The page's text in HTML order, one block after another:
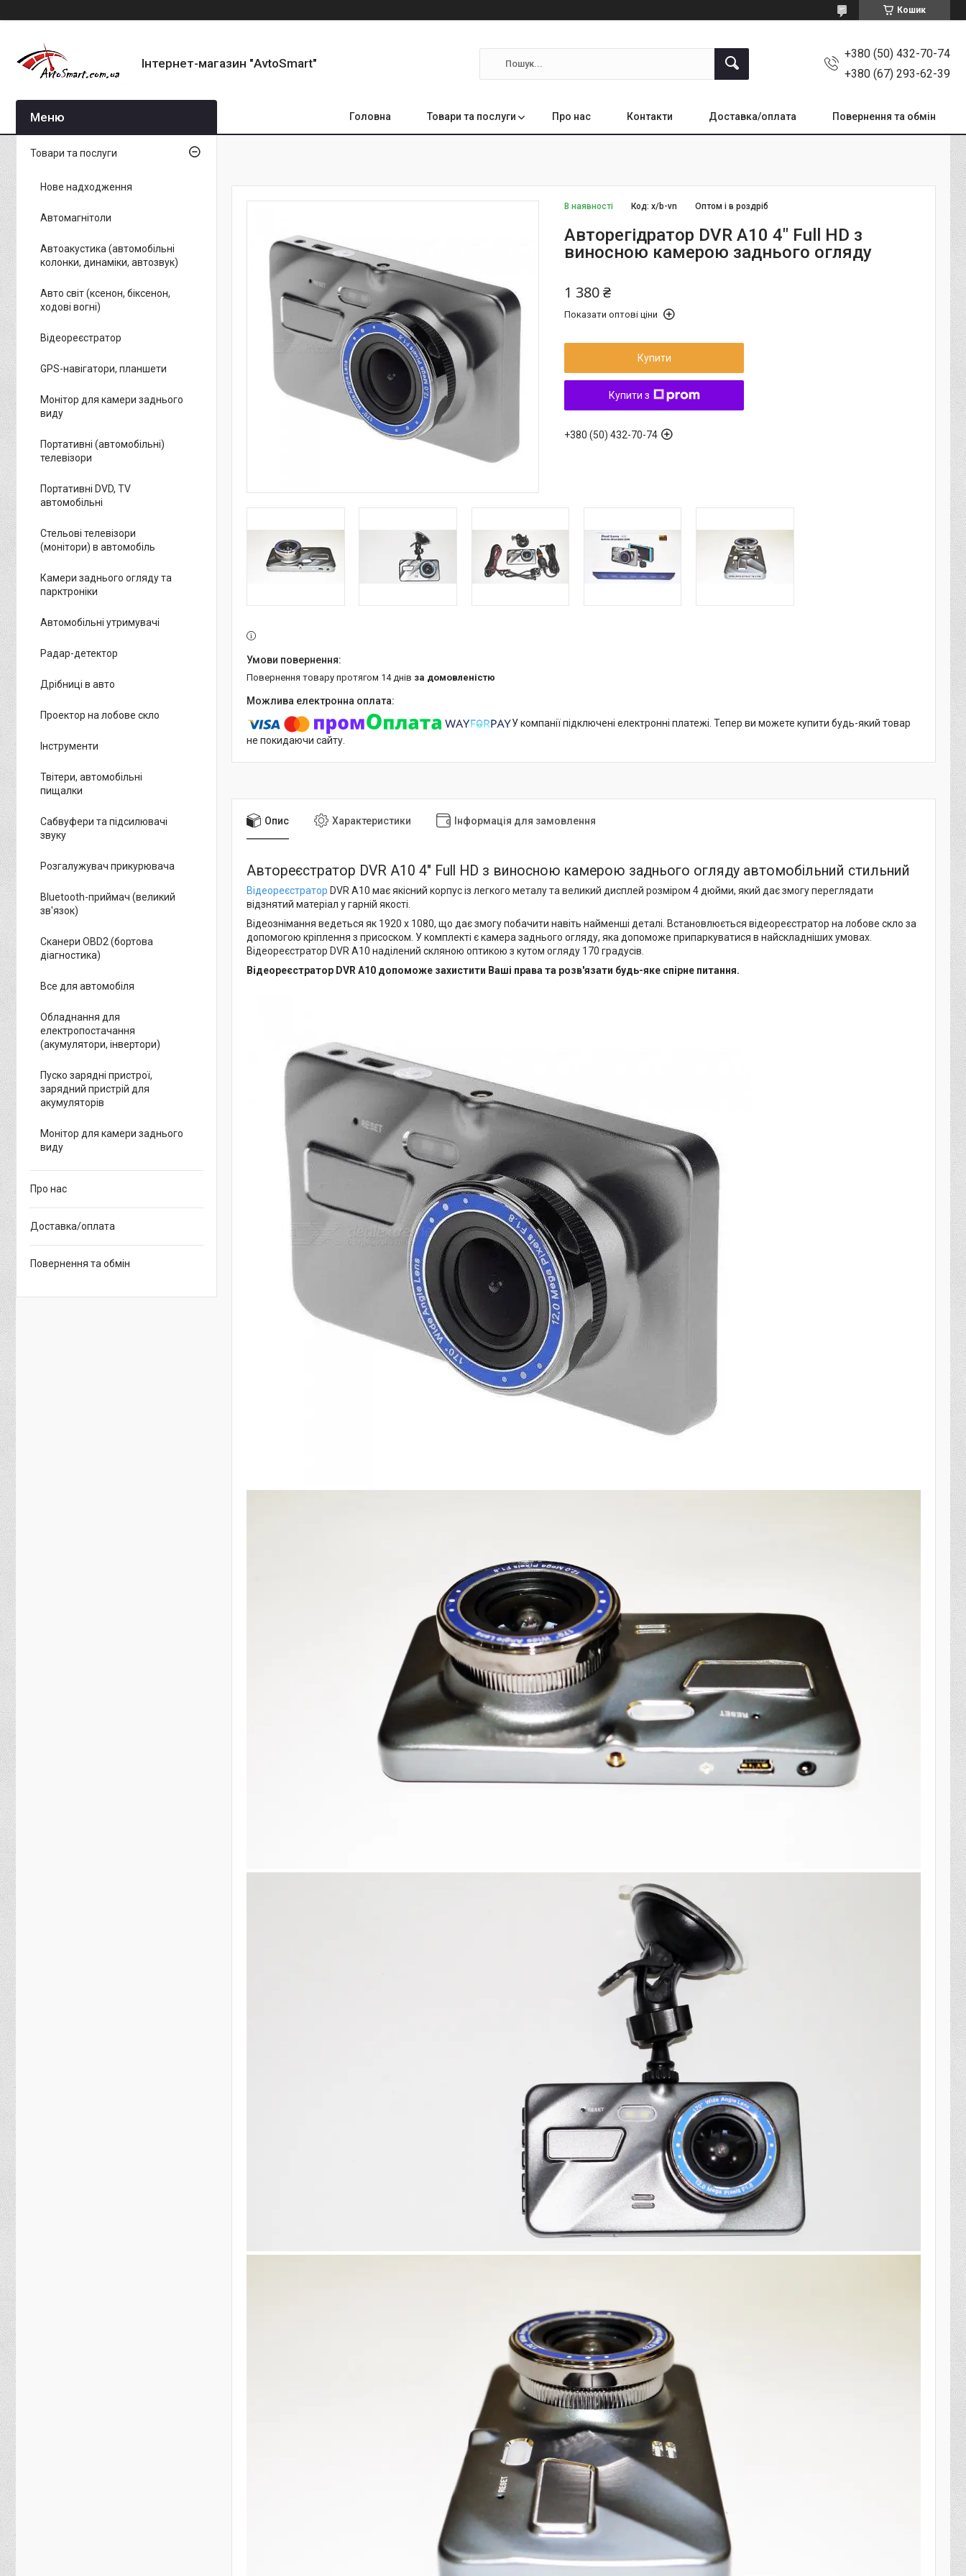
Кошик
Інтернет-магазин "AvtoSmart"
+380 (50) 432-70-74
+380 (67) 293-62-39
Головна Товари та послуги Про нас Контакти Доставка/оплата Повернення та обмін
В наявності Оптом і в роздріб
Код:х/b-vn
Авторегідратор DVR A10 4" Full HD з
виносною камерою заднього огляду
1 380 ₴
Показати оптові ціни
Купити
Купити з
+380 (50) 432-70-74
повернення товару протягом 14 днів за домовленістю
У компанії підключені електронні платежі. Тепер ви можете купити будь-який товар
не покидаючи сайту.
Опис Характеристики Інформація для замовлення
Автореєстратор DVR A10 4" Full HD з виносною камерою заднього огляду автомобільний стильний
Відеореєстратор DVR A10 має якісний корпус із легкого металу та великий дисплей розміром 4 дюйми, який дає змогу переглядати
відзнятий матеріал у гарній якості.
Відеознімання ведеться як 1920 х 1080, що дає змогу побачити навіть найменші деталі. Встановлюється відеореєстратор на лобове скло за
допомогою кріплення з присоском. У комплекті є камера заднього огляду, яка допоможе припаркуватися в найскладніших умовах.
Відеореєстратор DVR A10 наділений скляною оптикою з кутом огляду 170 градусів.
Відеореєстратор DVR A10 допоможе захистити Ваші права та розв'язати будь-яке спірне питання.
Товари та послуги
Нове надходження
Автомагнітоли
Автоакустика (автомобільні
колонки, динаміки, автозвук)
Авто світ (ксенон, біксенон,
ходові вогні)
Відеореєстратор
GPS-навігатори, планшети
Монітор для камери заднього
виду
Портативні (автомобільні)
телевізори
Портативні DVD, TV
автомобільні
Стельові телевізори
(монітори) в автомобіль
Камери заднього огляду та
парктроніки
Автомобільні утримувачі
Радар-детектор
Дрібниці в авто
Проектор на лобове скло
Інструменти
Твітери, автомобільні
пищалки
Сабвуфери та підсилювачі
звуку
Розгалужувач прикурювача
Bluetooth-приймач (великий
зв'язок)
Сканери OBD2 (бортова
діагностика)
Все для автомобіля
Обладнання для
електропостачання
(акумулятори, інвертори)
Пуско зарядні пристрої,
зарядний пристрій для
акумуляторів
Монітор для камери заднього
виду
Про нас
Доставка/оплата
Повернення та обмін